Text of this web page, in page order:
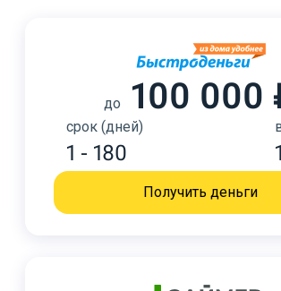
до 100 000
срок (дней)
1 - 180
Получить деньги